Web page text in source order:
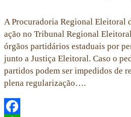
A Procuradoria Regional Eleitoral
ação no Tribunal Regional
órgãos partidários estaduais por
junto a Justiça Eleitoral. Caso o
partidos podem ser impedidos de
plena regularização….